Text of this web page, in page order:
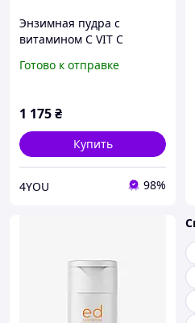
Энзимная пудра с
витамином С VIT C
POWDER ED Cosmetics, 30
Готово к отправке
1 175₴
Купить
4YOU 98%